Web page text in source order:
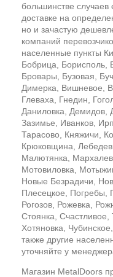
большинстве случаев
доставке на
но и зачастую
компаний
населенные пункты
Бобрица, Борисполь,
Бровары, Бузовая,
Димерка, Вишневое,
Глеваха, Гнедин,
Даниловка, Демидов,
Зазимье, Иванков,
Тарасово, Княжичи,
Крюковщина,
Малютянка,
Мотовиловка,
Новые Безрадичи,
Плесецкое, Погребы,
Рогозов, Рожевка,
Стоянка, Счастливое,
Хотяновка,
также другие
уточняйте у
Магазин MetalDoors